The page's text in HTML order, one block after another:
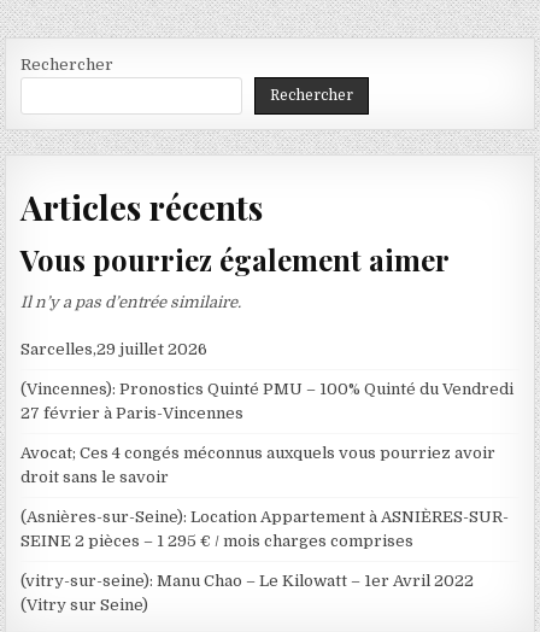
Rechercher
Rechercher
Articles récents
Vous pourriez également aimer
Il n’y a pas d’entrée similaire.
Sarcelles,29 juillet 2026
(Vincennes): Pronostics Quinté PMU – 100% Quinté du Vendredi
27 février à Paris-Vincennes
Avocat; Ces 4 congés méconnus auxquels vous pourriez avoir
droit sans le savoir
(Asnières-sur-Seine): Location Appartement à ASNIÈRES-SUR-
SEINE 2 pièces – 1 295 € / mois charges comprises
(vitry-sur-seine): Manu Chao – Le Kilowatt – 1er Avril 2022
(Vitry sur Seine)